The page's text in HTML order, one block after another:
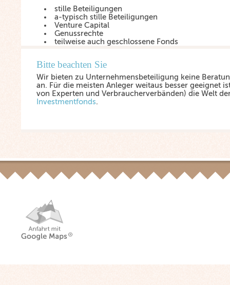
stille Beteiligungen
a-typisch stille Beteiligungen
Venture Capital
Genussrechte
teilweise auch geschlossene Fonds
Bitte beachten Sie
Wir bieten zu Unternehmensbeteiligung keine
an. Für die meisten Anleger weitaus besser geeignet
von Experten und Verbraucherverbänden) die Welt
Investmentfonds.